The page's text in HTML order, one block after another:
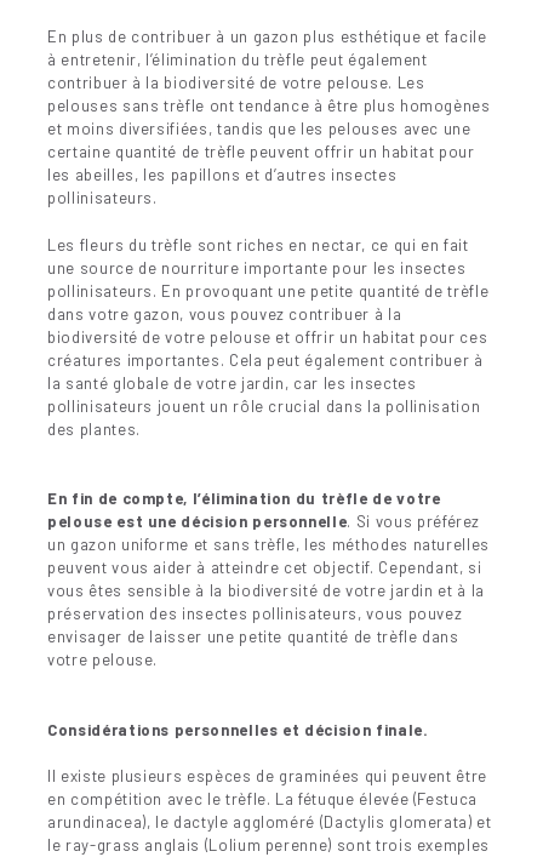
En plus de contribuer à un gazon plus esthétique et facile
à entretenir, l’élimination du trèfle peut également
contribuer à la biodiversité de votre pelouse. Les
pelouses sans trèfle ont tendance à être plus homogènes
et moins diversifiées, tandis que les pelouses avec une
certaine quantité de trèfle peuvent offrir un habitat pour
les abeilles, les papillons et d’autres insectes
pollinisateurs.
Les fleurs du trèfle sont riches en nectar, ce qui en fait
une source de nourriture importante pour les insectes
pollinisateurs. En provoquant une petite quantité de trèfle
dans votre gazon, vous pouvez contribuer à la
biodiversité de votre pelouse et offrir un habitat pour ces
créatures importantes. Cela peut également contribuer à
la santé globale de votre jardin, car les insectes
pollinisateurs jouent un rôle crucial dans la pollinisation
des plantes.
En fin de compte, l’élimination du trèfle de votre
pelouse est une décision personnelle. Si vous préférez
un gazon uniforme et sans trèfle, les méthodes naturelles
peuvent vous aider à atteindre cet objectif. Cependant, si
vous êtes sensible à la biodiversité de votre jardin et à la
préservation des insectes pollinisateurs, vous pouvez
envisager de laisser une petite quantité de trèfle dans
votre pelouse.
Considérations personnelles et décision finale.
Il existe plusieurs espèces de graminées qui peuvent être
en compétition avec le trèfle. La fétuque élevée (Festuca
arundinacea), le dactyle aggloméré (Dactylis glomerata) et
le ray-grass anglais (Lolium perenne) sont trois exemples